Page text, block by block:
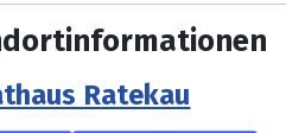
Ratekau